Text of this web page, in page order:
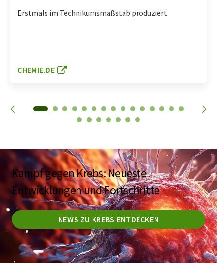
Erstmals im Technikumsmaßstab produziert
CHEMIE.DE
Kampf gegen Krebs: Neueste
Entwicklungen und Fortschritte
NEWS ZU KREBS ENTDECKEN